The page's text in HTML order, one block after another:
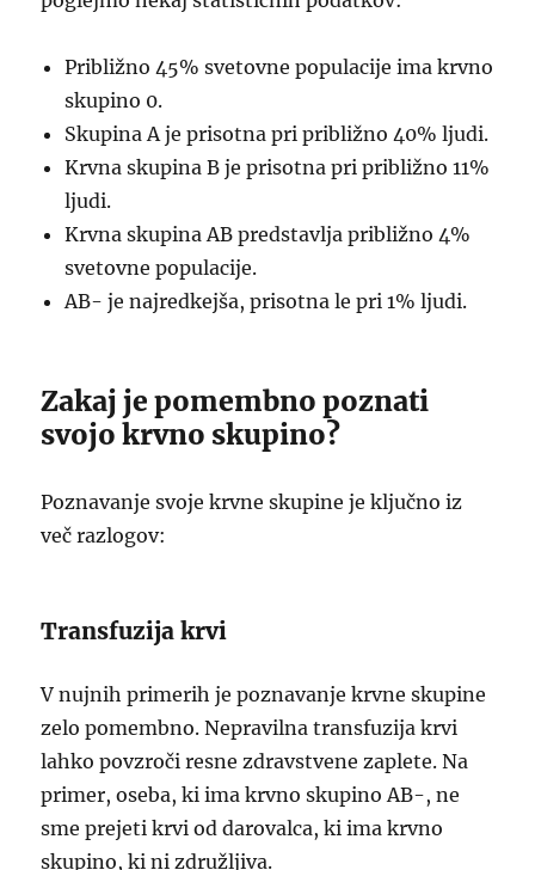
Približno 45% svetovne populacije ima krvno
skupino 0.
Skupina A je prisotna pri približno 40% ljudi.
Krvna skupina B je prisotna pri približno 11%
ljudi.
Krvna skupina AB predstavlja približno 4%
svetovne populacije.
AB- je najredkejša, prisotna le pri 1% ljudi.
Zakaj je pomembno poznati
svojo krvno skupino?
Poznavanje svoje krvne skupine je ključno iz
več razlogov:
Transfuzija krvi
V nujnih primerih je poznavanje krvne skupine
zelo pomembno. Nepravilna transfuzija krvi
lahko povzroči resne zdravstvene zaplete. Na
primer, oseba, ki ima krvno skupino AB-, ne
sme prejeti krvi od darovalca, ki ima krvno
skupino, ki ni združljiva.